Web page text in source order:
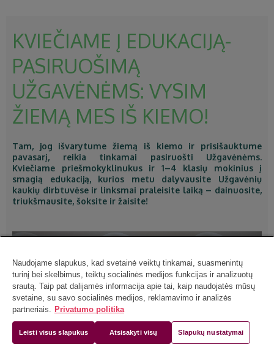
KVIEČIAME Į EDUKACIJĄ-
PASIRUOŠIMĄ
UŽGAVĖNĖMS: VYSIM
ŽIEMĄ MES IŠ KIEMO!
Tam, jog išvarytume žiemą iš kiemo ir prisišauktume
pavasarį, reikia tinkamai pasiruošti Užgavėnėms.
Kviečiame priešmokyklinukus ir 1–4 klasių mokinius į
smagią edukaciją, kurios metu dalyvausite Užgavėnių
kaukių dirbtuvėse ir linksmai praleisite laiką – dainuosite,
triukšmausite, šoksite ir žaisite!
Naudojame slapukus, kad svetainė veiktų tinkamai, suasmenintų
turinį bei skelbimus, teiktų socialinės medijos funkcijas ir analizuotų
srautą. Taip pat dalijamės informacija apie tai, kaip naudojatės mūsų
svetaine, su savo socialinės medijos, reklamavimo ir analizės
partneriais. Privatumo politika
Leisti visus slapukus Atsisakyti visų Slapukų nustatymai